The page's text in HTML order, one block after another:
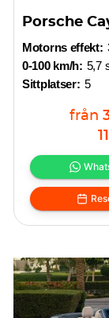
Porsche
Motorns effekt:
0-100 km/h: 5,7
Sittplatser: 5
från